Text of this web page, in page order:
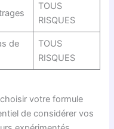
TOUS
RISQUES
de
TOUS
RISQUES
votre formule
de considérer vos